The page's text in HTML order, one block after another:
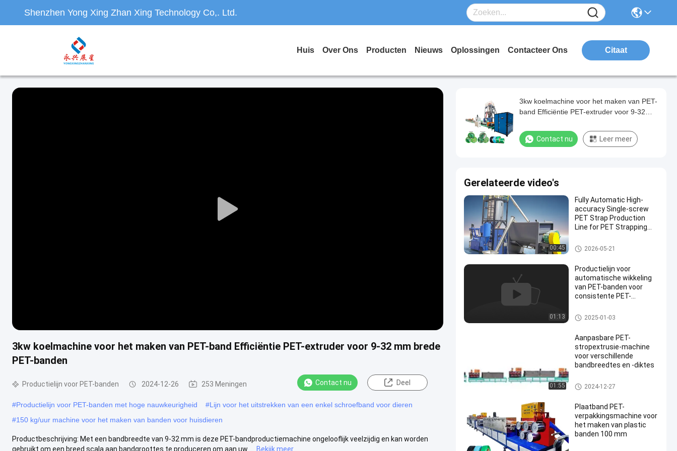
Shenzhen Yong Xing Zhan Xing Technology Co,. Ltd.
Huis Over Ons Producten Nieuws Oplossingen Contacteer Ons Citaat
Play
3kw koelmachine voor het maken van PET-band Efficiëntie PET-extruder voor 9-32 mm brede
PET-banden
Productielijn voor PET-banden 2024-12-26 253 Meningen Contact nu Deel
#Productielijn voor PET-banden met hoge nauwkeurigheid #Lijn voor het uitstrekken van een enkel schroefband voor dieren
#150 kg/uur machine voor het maken van banden voor huisdieren
Productbeschrijving: Met een bandbreedte van 9-32 mm is deze PET-bandproductiemachine ongelooflijk veelzijdig en kan worden
gebruikt om een breed scala aan bandgroottes te produceren om aan uw ...
Bekijk meer
3kw koelmachine voor het maken van PET-
band Efficiëntie PET-extruder voor 9-32
Contact nu Leer meer
Gerelateerde video's
00:45
Fully Automatic High-
accuracy Single-screw
PET Strap Production
Line for PET Strapping
Productielijn voor PET-banden
2026-05-21
01:13
Productielijn voor
automatische wikkeling
van PET-banden voor
consistente PET-
polyethyleentereftalaat
Productielijn voor PET-banden
2025-01-03
01:55
Aanpasbare PET-
stropextrusie-machine
voor verschillende
bandbreedtes en -diktes
Machine voor het maken van P
ET-banden
2024-12-27
Plaatband PET-
verpakkingsmachine voor
het maken van plastic
banden 100 mm